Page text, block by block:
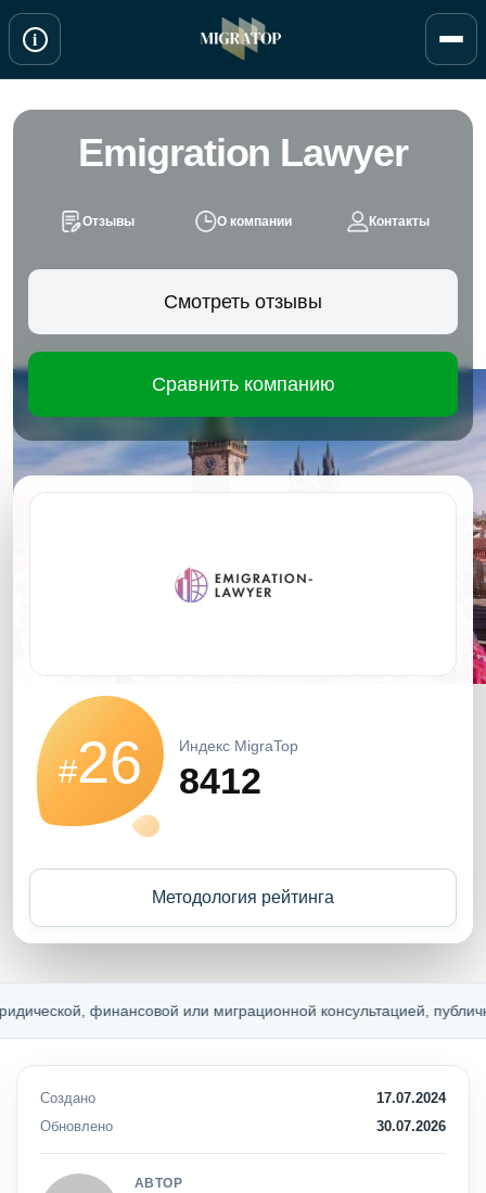
Перейти
содержимому
i
#26 Индекс MigraTop
8412
Методология рейтинга
Emigration Lawyer
Отзывы О компании Контакты
Смотреть отзывы
Сравнить компанию
финансовой или миграционной консультацией, публичной
Создано
17.07.2024
Обновлено
30.07.2026
АВТОР